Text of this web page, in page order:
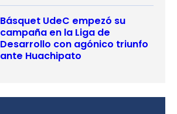
Básquet UdeC empezó su
campaña en la Liga de
Desarrollo con agónico triunfo
ante Huachipato